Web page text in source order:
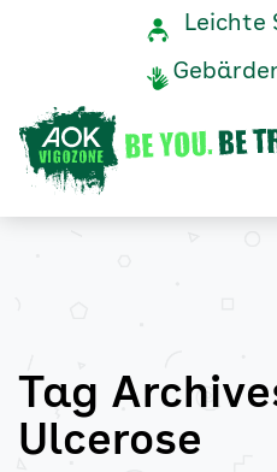
Ulcerose
Archive
AOK
Navigation
Leichte
Tag
Ulcerose